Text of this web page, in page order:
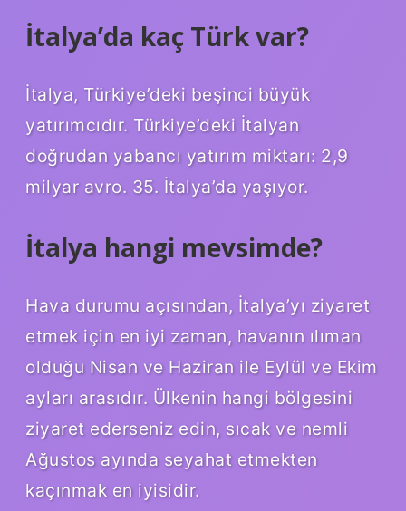
İtalya’da kaç Türk var?
İtalya, Türkiye’deki beşinci büyük
yatırımcıdır. Türkiye’deki İtalyan
doğrudan yabancı yatırım miktarı: 2,9
milyar avro. 35. İtalya’da yaşıyor.
İtalya hangi mevsimde?
Hava durumu açısından, İtalya’yı ziyaret
etmek için en iyi zaman, havanın ılıman
olduğu Nisan ve Haziran ile Eylül ve Ekim
ayları arasıdır. Ülkenin hangi bölgesini
ziyaret ederseniz edin, sıcak ve nemli
Ağustos ayında seyahat etmekten
kaçınmak en iyisidir.